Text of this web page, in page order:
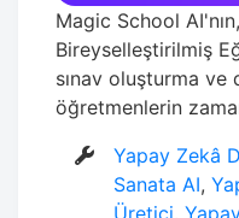
Magic School
Bireyselleştirilmiş
sınav oluşturma ve
öğretmenlerin
Yapay Zekâ
Sanata AI,
Üretici,